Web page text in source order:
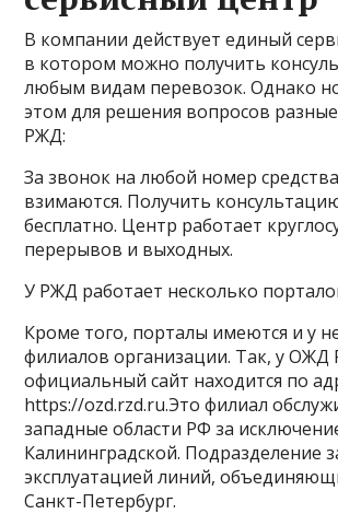
В компании действует единый
в котором можно получить
любым видам перевозок. Однако
этом для решения вопросов
РЖД:
За звонок на любой номер
взимаются. Получить
бесплатно. Центр работает
перерывов и выходных.
У РЖД работает несколько
Кроме того, порталы имеются и у
филиалов организации. Так, у
официальный сайт находится по
https://ozd.rzd.ru.Это филиал
западные области РФ за
Калининградской. Подразделение
эксплуатацией линий,
Санкт-Петербург.